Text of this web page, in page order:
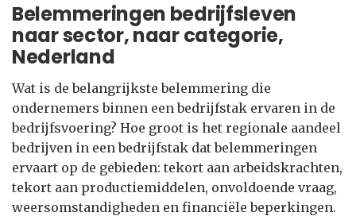
Belemmeringen bedrijfsleven
naar sector, naar categorie,
Nederland
Wat is de belangrijkste belemmering die
ondernemers binnen een bedrijfstak ervaren in de
bedrijfsvoering? Hoe groot is het regionale aandeel
bedrijven in een bedrijfstak dat belemmeringen
ervaart op de gebieden: tekort aan arbeidskrachten,
tekort aan productiemiddelen, onvoldoende vraag,
weersomstandigheden en financiële beperkingen.